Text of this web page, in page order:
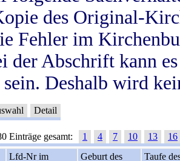
des Original-
Fehler im
der Abschrift kann
sein. Deshalb wird
Detail
Einträge gesamt: 1 4 7 10 13
16
Lfd-Nr im Geburt des Taufe